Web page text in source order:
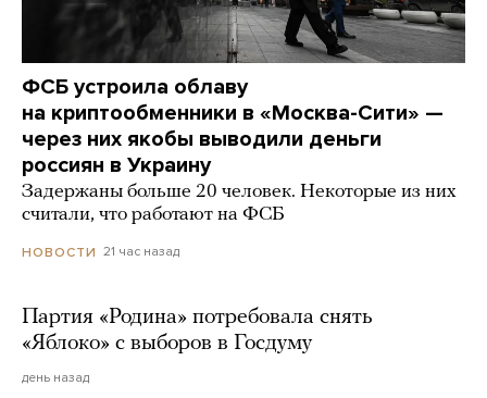
ФСБ устроила облаву
на криптообменники в «Москва-Сити» —
через них якобы выводили деньги
россиян в Украину
Задержаны больше 20 человек. Некоторые из них
считали, что работают на ФСБ
НОВОСТИ 21 час назад
Партия «Родина» потребовала снять
«Яблоко» с выборов в Госдуму
день назад